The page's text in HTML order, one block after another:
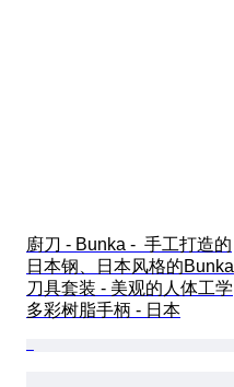
廚刀 - Bunka -  手工打造的
日本钢、日本风格的Bunka
刀具套装 - 美观的人体工学
多彩树脂手柄 - 日本